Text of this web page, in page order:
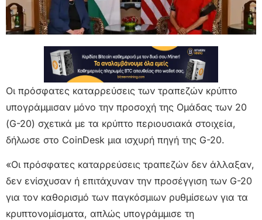
Οι πρόσφατες καταρρεύσεις των τραπεζών κρύπτο
υπογράμμισαν μόνο την προσοχή της Ομάδας των 20
(G-20) σχετικά με τα κρύπτο περιουσιακά στοιχεία,
δήλωσε στο CoinDesk μια ισχυρή πηγή της G-20.
«Οι πρόσφατες καταρρεύσεις τραπεζών δεν άλλαξαν,
δεν ενίσχυσαν ή επιτάχυναν την προσέγγιση των G-20
για τον καθορισμό των παγκόσμιων ρυθμίσεων για τα
κρυπτονομίσματα, απλώς υπογράμμισε τη